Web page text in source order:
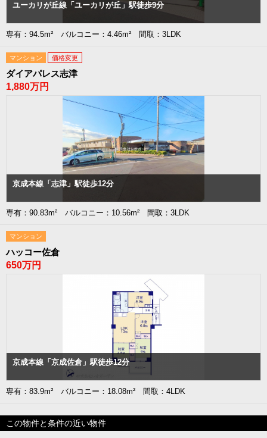
ユーカリが丘線「ユーカリが丘」駅徒歩9分
専有：94.5m² バルコニー：4.46m² 間取：3LDK
マンション 価格変更
ダイアパレス志津
1,880万円
京成本線「志津」駅徒歩12分
専有：90.83m² バルコニー：10.56m² 間取：3LDK
マンション
ハッコー佐倉
650万円
京成本線「京成佐倉」駅徒歩12分
専有：83.9m² バルコニー：18.08m² 間取：4LDK
この物件と条件の近い物件